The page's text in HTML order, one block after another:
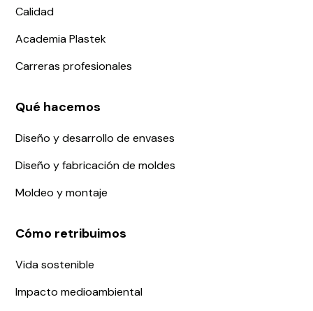
Calidad
Academia Plastek
Carreras profesionales
Qué hacemos
Diseño y desarrollo de envases
Diseño y fabricación de moldes
Moldeo y montaje
Cómo retribuimos
Vida sostenible
Impacto medioambiental